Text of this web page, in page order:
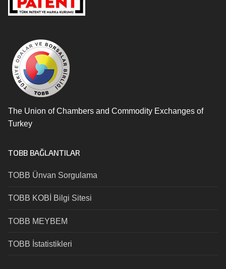
The Union of Chambers and Commodity Exchanges of
Turkey
TOBB BAĞLANTILAR
TOBB Ünvan Sorgulama
TOBB KOBİ Bilgi Sitesi
TOBB MEYBEM
TOBB İstatistikleri